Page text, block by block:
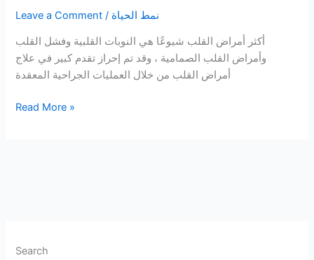
Leave a Comment / نمط الحياة
أكثر أمراض القلب شيوعًا هي النوبات القلبية وفشل القلب
وأمراض القلب الصمامية ، وقد تم إحراز تقدم كبير في علاج
أمراض القلب من خلال العمليات الجراحية المعقدة
5
Read More »
Search